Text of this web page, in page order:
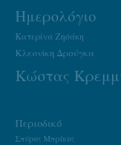
Ημερολόγιο
Κατερίνα Ζησάκη
Κλεονίκη Δρούγκα
Περιοδικό
Σπύρος Μπρίκος